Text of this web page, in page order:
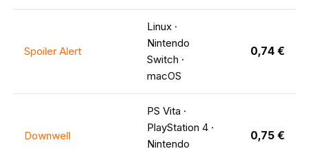
Spoiler Alert
Linux ·
Nintendo
Switch ·
macOS
0,74 €
Downwell
PS Vita ·
PlayStation 4 ·
Nintendo
0,75 €